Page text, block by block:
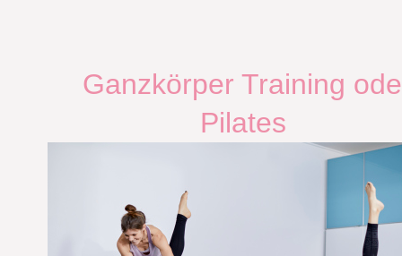
Ganzkörper Training
Pilates